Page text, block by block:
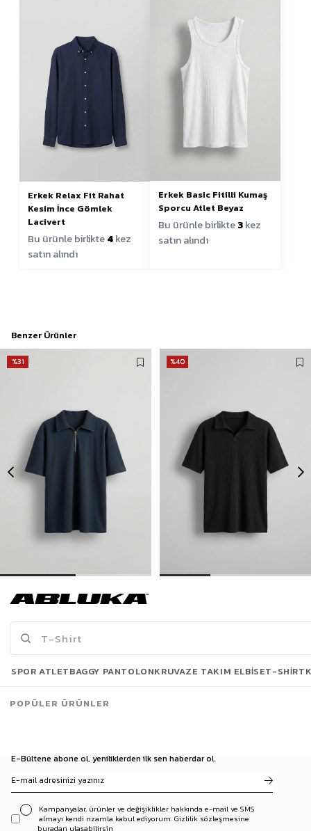
Erkek Relax Fit Rahat
Kesim İnce Gömlek
Lacivert
Bu ürünle birlikte4kez
satın alındı
Erkek Basic Fitilli Kumaş
Sporcu Atlet Beyaz
Bu ürünle birlikte3kez
satın alındı
Benzer Ürünler
%31
449,90 TL
649,90 TL
%40
Son Bakılanlar
E-Bültene abone ol, yeniliklerden ilk sen haberdar ol.
Kampanyalar, ürünler ve değişiklikler hakkında e-mail ve SMS
almayı kendi rızamla kabul ediyorum. Gizlilik sözleşmesine
buradan ulaşabilirsin
SPOR ATLETBAGGY PANTOLONKRUVAZE TAKIM ELBISET-SHIRT
POPÜLER ÜRÜNLER